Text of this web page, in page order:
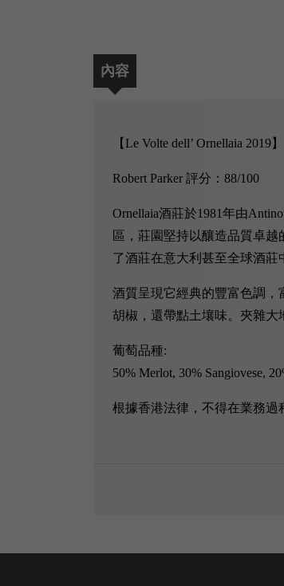
內容
【Le Volte dell’ Ornellaia 2019】
Robert Parker 評分：88/100
Ornellaia酒莊於1981年由
區，莊園堅持以釀造品質卓
了酒莊在意大利甚至全球酒莊
酒質呈現它經典的豐富色調
胡椒，還帶點土壤味。夾雜大
葡萄品種:
50% Merlot, 30% Sangiovese,
根據香港法律，不得在業務過